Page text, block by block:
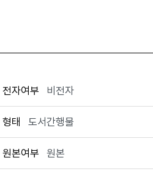
전자여부 비전자
형태 도서간행물
원본여부 원본